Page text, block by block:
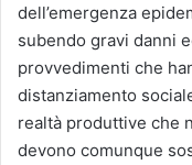
dell’emergenza
subendo gravi danni
provvedimenti che
distanziamento
realtà produttive che
devono comunque